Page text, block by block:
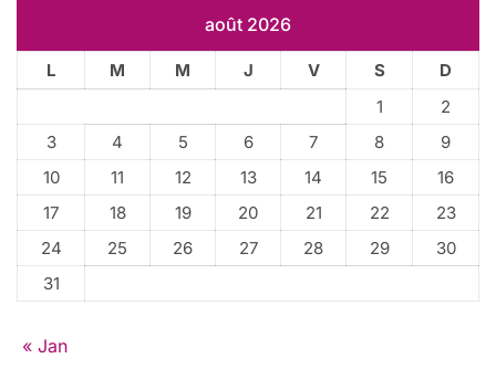
:
août 2026
L M M J V S
D
1
2
3
4 5 6 7 8
9
10
11 12 13 14 15
16
17
18 19 20 21 22
23
24
25 26 27 28 29
30
31
« Jan